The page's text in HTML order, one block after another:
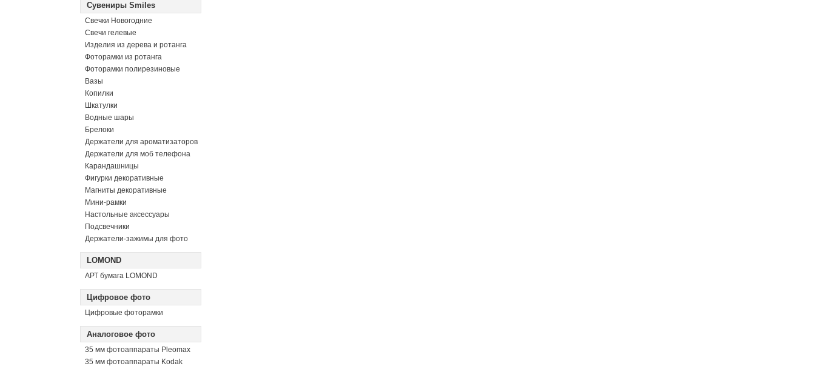
Сувениры Smiles
Свечки Новогодние
Свечи гелевые
Изделия из дерева и ротанга
Фоторамки из ротанга
Фоторамки полирезиновые
Вазы
Копилки
Шкатулки
Водные шары
Брелоки
Держатели для ароматизаторов
Держатели для моб телефона
Карандашницы
Фигурки декоративные
Магниты декоративные
Мини-рамки
Настольные аксессуары
Подсвечники
Держатели-зажимы для фото
LOMOND
АРТ бумага LOMOND
Цифровое фото
Цифровые фоторамки
Аналоговое фото
35 мм фотоаппараты Pleomax
35 мм фотоаппараты Kodak